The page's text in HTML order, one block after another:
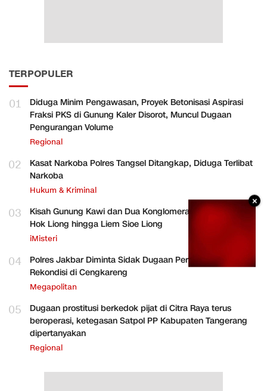
TERPOPULER
01
Diduga Minim Pengawasan, Proyek Betonisasi Aspirasi
Fraksi PKS di Gunung Kaler Disorot, Muncul Dugaan
Pengurangan Volume
Regional
02
Kasat Narkoba Polres Tangsel Ditangkap, Diduga Terlibat
Narkoba
Hukum & Kriminal
03
Kisah Gunung Kawi dan Dua Konglomerat Indonesia Ong
Hok Liong hingga Liem Sioe Liong
iMisteri
04
Polres Jakbar Diminta Sidak Dugaan Perakitan HP
Rekondisi di Cengkareng
Megapolitan
05
Dugaan prostitusi berkedok pijat di Citra Raya terus
beroperasi, ketegasan Satpol PP Kabupaten Tangerang
dipertanyakan
Regional
×